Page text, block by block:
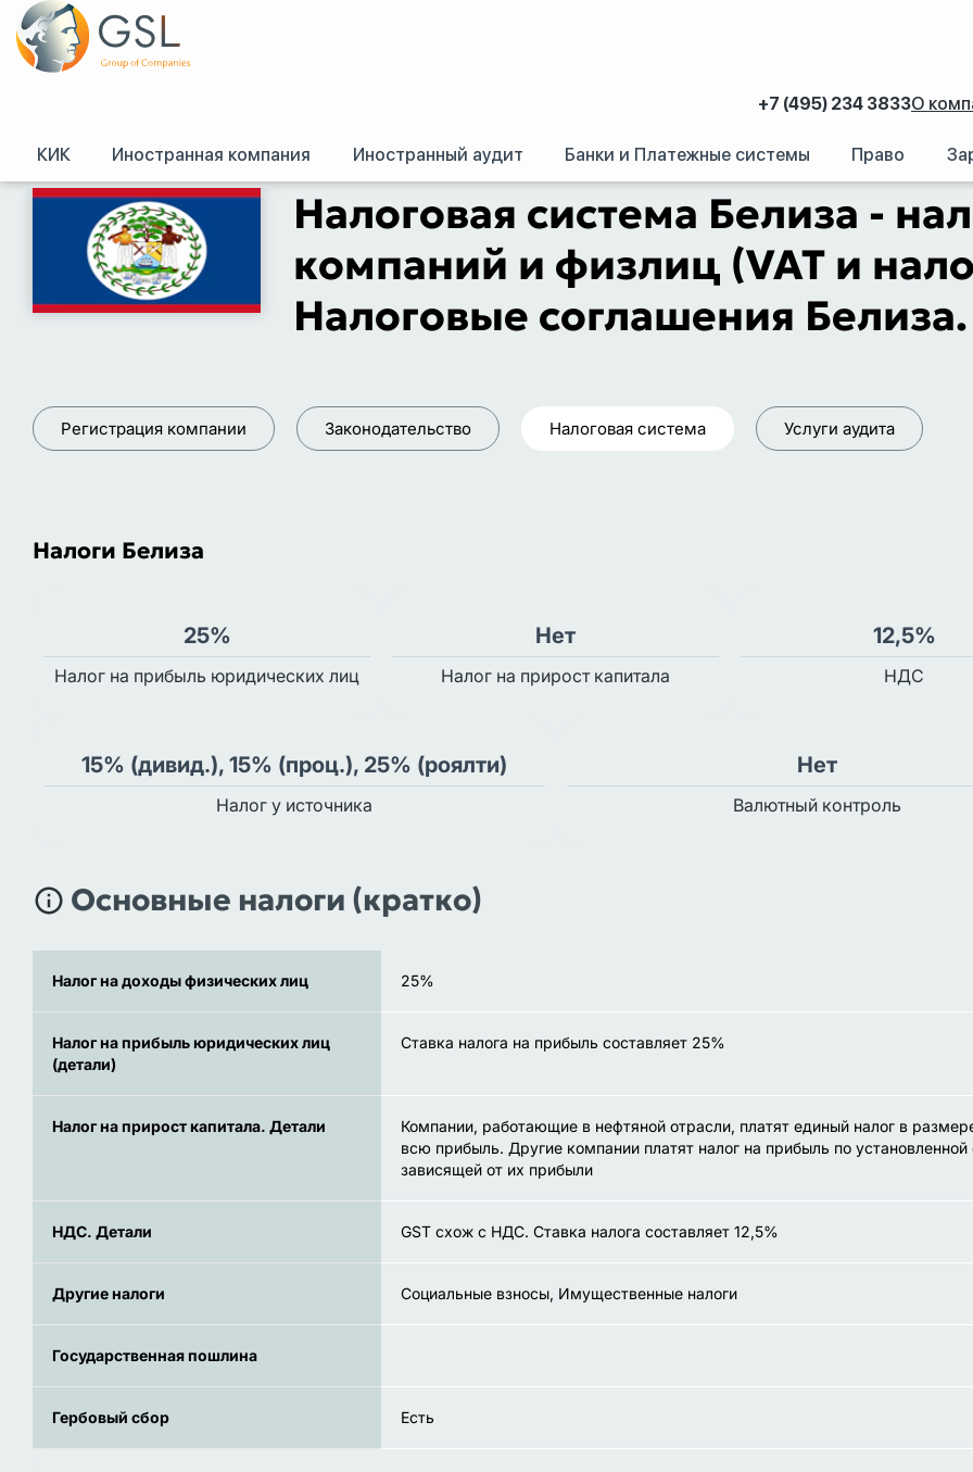
+7 (495) 234 3833О
КИК Иностранная компания Иностранный аудит Банки и Платежные системы Право
GSL/Налоговые системы зарубежных стран/ Налоговая система Белиза: отчетность и оптимизация налогообложения компаний и физлиц (VAT и
Налоговая система Белиза -
компаний и физлиц (VAT и
Налоговые соглашения Белиза.
Регистрация компании Законодательство Налоговая система Услуги аудита
Налоги Белиза
25%
Налог на прибыль юридических лиц
Нет
Налог на прирост капитала
12,5%
НДС
15% (дивид.), 15% (проц.), 25% (роялти)
Налог у источника
Нет
Валютный контроль
Основные налоги (кратко)
Налог на доходы физических лиц 25%
Налог на прибыль юридических лиц
(детали)
Ставка налога на прибыль составляет 25%
Налог на прирост капитала. Детали
Компании, работающие в нефтяной отрасли, платят единый налог в
всю прибыль. Другие компании платят налог на прибыль по установленной
зависящей от их прибыли
НДС. Детали GST схож с НДС. Ставка налога составляет 12,5%
Другие налоги Социальные взносы, Имущественные налоги
Государственная пошлина
Гербовый сбор Есть